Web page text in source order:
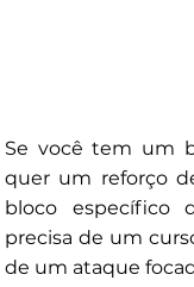
Se você tem um
quer um reforço
bloco específico
precisa de um
de um ataque